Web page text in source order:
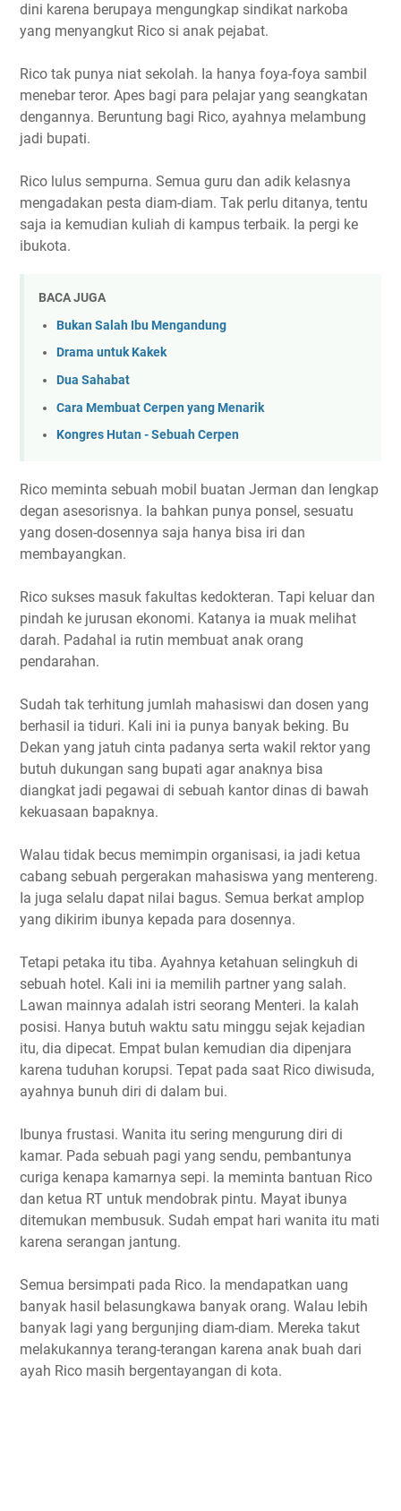
dini karena berupaya mengungkap sindikat narkoba
yang menyangkut Rico si anak pejabat.
Rico tak punya niat sekolah. Ia hanya foya-foya sambil
menebar teror. Apes bagi para pelajar yang seangkatan
dengannya. Beruntung bagi Rico, ayahnya melambung
jadi bupati.
Rico lulus sempurna. Semua guru dan adik kelasnya
mengadakan pesta diam-diam. Tak perlu ditanya, tentu
saja ia kemudian kuliah di kampus terbaik. Ia pergi ke
ibukota.
BACA JUGA
Bukan Salah Ibu Mengandung
Drama untuk Kakek
Dua Sahabat
Cara Membuat Cerpen yang Menarik
Kongres Hutan - Sebuah Cerpen
Rico meminta sebuah mobil buatan Jerman dan lengkap
degan asesorisnya. Ia bahkan punya ponsel, sesuatu
yang dosen-dosennya saja hanya bisa iri dan
membayangkan.
Rico sukses masuk fakultas kedokteran. Tapi keluar dan
pindah ke jurusan ekonomi. Katanya ia muak melihat
darah. Padahal ia rutin membuat anak orang
pendarahan.
Sudah tak terhitung jumlah mahasiswi dan dosen yang
berhasil ia tiduri. Kali ini ia punya banyak beking. Bu
Dekan yang jatuh cinta padanya serta wakil rektor yang
butuh dukungan sang bupati agar anaknya bisa
diangkat jadi pegawai di sebuah kantor dinas di bawah
kekuasaan bapaknya.
Walau tidak becus memimpin organisasi, ia jadi ketua
cabang sebuah pergerakan mahasiswa yang mentereng.
Ia juga selalu dapat nilai bagus. Semua berkat amplop
yang dikirim ibunya kepada para dosennya.
Tetapi petaka itu tiba. Ayahnya ketahuan selingkuh di
sebuah hotel. Kali ini ia memilih partner yang salah.
Lawan mainnya adalah istri seorang Menteri. Ia kalah
posisi. Hanya butuh waktu satu minggu sejak kejadian
itu, dia dipecat. Empat bulan kemudian dia dipenjara
karena tuduhan korupsi. Tepat pada saat Rico diwisuda,
ayahnya bunuh diri di dalam bui.
Ibunya frustasi. Wanita itu sering mengurung diri di
kamar. Pada sebuah pagi yang sendu, pembantunya
curiga kenapa kamarnya sepi. Ia meminta bantuan Rico
dan ketua RT untuk mendobrak pintu. Mayat ibunya
ditemukan membusuk. Sudah empat hari wanita itu mati
karena serangan jantung.
Semua bersimpati pada Rico. Ia mendapatkan uang
banyak hasil belasungkawa banyak orang. Walau lebih
banyak lagi yang bergunjing diam-diam. Mereka takut
melakukannya terang-terangan karena anak buah dari
ayah Rico masih bergentayangan di kota.